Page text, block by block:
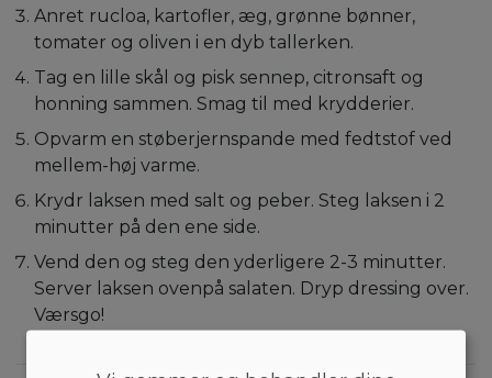
Anret rucloa, kartofler, æg, grønne bønner,
tomater og oliven i en dyb tallerken.
Tag en lille skål og pisk sennep, citronsaft og
honning sammen. Smag til med krydderier.
Opvarm en støberjernspande med fedtstof ved
mellem-høj varme.
Krydr laksen med salt og peber. Steg laksen i 2
minutter på den ene side.
Vend den og steg den yderligere 2-3 minutter.
Server laksen ovenpå salaten. Dryp dressing over.
Værsgo!